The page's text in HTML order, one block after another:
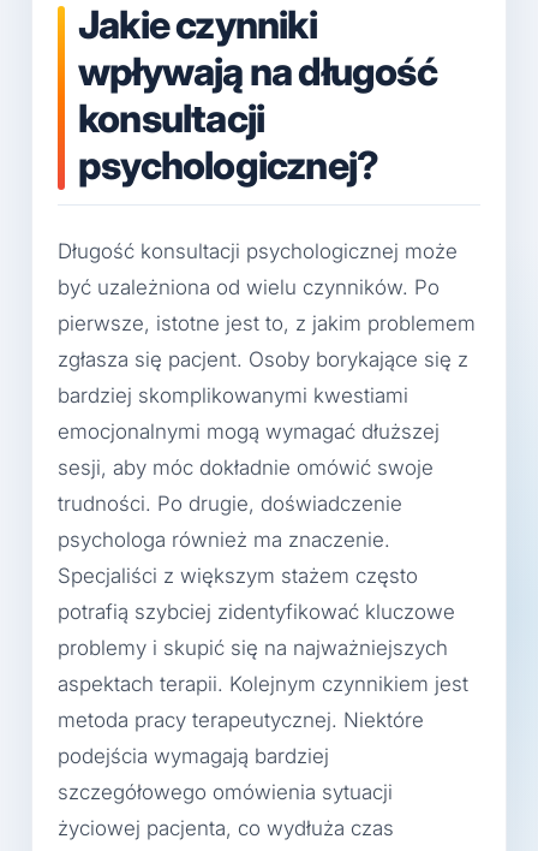
Jakie czynniki
wpływają na długość
konsultacji
psychologicznej?
Długość konsultacji psychologicznej może
być uzależniona od wielu czynników. Po
pierwsze, istotne jest to, z jakim problemem
zgłasza się pacjent. Osoby borykające się z
bardziej skomplikowanymi kwestiami
emocjonalnymi mogą wymagać dłuższej
sesji, aby móc dokładnie omówić swoje
trudności. Po drugie, doświadczenie
psychologa również ma znaczenie.
Specjaliści z większym stażem często
potrafią szybciej zidentyfikować kluczowe
problemy i skupić się na najważniejszych
aspektach terapii. Kolejnym czynnikiem jest
metoda pracy terapeutycznej. Niektóre
podejścia wymagają bardziej
szczegółowego omówienia sytuacji
życiowej pacjenta, co wydłuża czas